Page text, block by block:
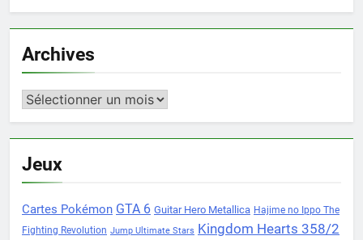
Archives
Archives
Jeux
Cartes Pokémon GTA 6 Guitar Hero Metallica Hajime no Ippo The
Fighting Revolution Jump Ultimate Stars Kingdom Hearts 358/2